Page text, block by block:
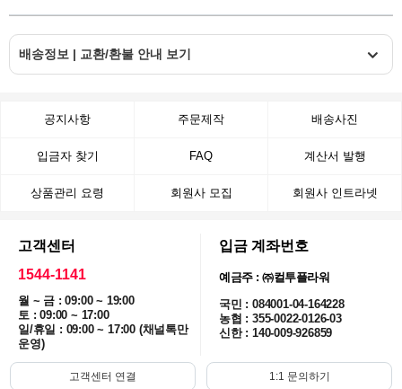
배송정보 | 교환/환불 안내 보기
공지사항 주문제작 배송사진
입금자 찾기 FAQ 계산서 발행
상품관리 요령 회원사 모집 회원사 인트라넷
고객센터
1544-1141
월 ~ 금 : 09:00 ~ 19:00
토 : 09:00 ~ 17:00
일/휴일 : 09:00 ~ 17:00 (채널톡만
운영)
입금 계좌번호
예금주 : ㈜컬투플라워
국민 : 084001-04-164228
농협 : 355-0022-0126-03
신한 : 140-009-926859
고객센터 연결 1:1 문의하기